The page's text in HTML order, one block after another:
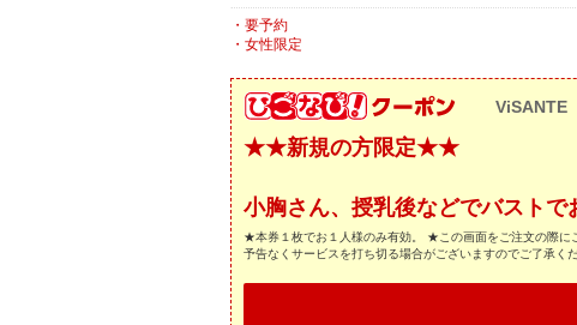
・要予約
・女性限定
ViSANTE
★★新規の方限定★★
小胸さん、授乳後などでバスト
★本券１枚でお１人様のみ有効。 ★この画面をご注文の際に
予告なくサービスを打ち切る場合がございますのでご了承くだ